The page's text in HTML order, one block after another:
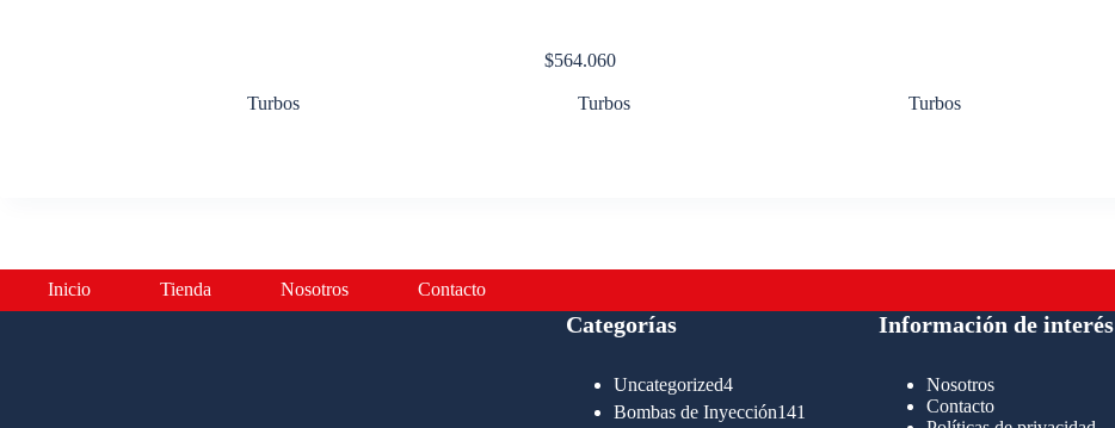
Turbos
$564.060
Turbos Turbos
Inicio Tienda Nosotros Contacto
Categorías
Uncategorized44
productos
Bombas de Inyección141
Información de interés
Nosotros
Contacto